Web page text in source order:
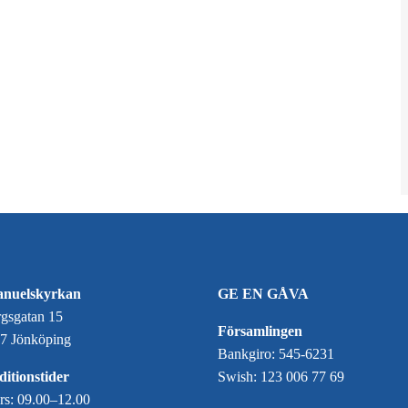
15
Jönköping
09.00–12.00
GE EN GÅVA
Församlingen
Bankgiro: 545-6231
Swish: 123 006 77 69